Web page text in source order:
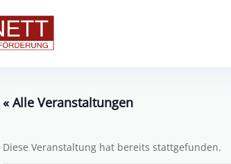
« Alle Veranstaltungen
Diese Veranstaltung hat bereits stattgefunden.